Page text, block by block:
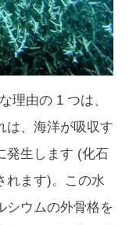
理由の 1 つは、
は、海洋が吸収す
発生します (化石
れます)。この水
シウムの外骨格を